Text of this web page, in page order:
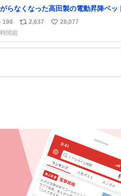
らなくなった高田製の電動昇降ベッ
ーカーからは、完全に見放されたんです
した。 うちの父
トヨタカローラのボディをオート生
工業ロボットの製作者なんですが、 父が
198
リ
ス
2,637
い
ね
28,077
間前